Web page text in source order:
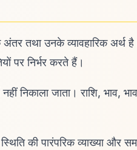
तथा उनके व्यावहारिक अर्थ
पर निर्भर करते हैं।
निकाला जाता। राशि, भाव,
की पारंपरिक व्याख्या और